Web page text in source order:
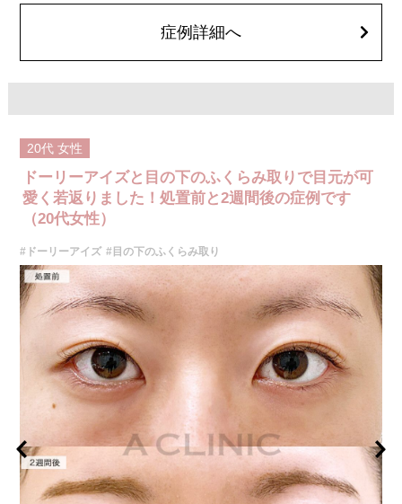
症、血管閉塞などが生じることがございます。注入箇所を強く刺激するよ
うなマッサージは1〜2週間ほどお控えください。
費用：モニター価格54,800円(税込)症例詳細へ
20代 女性
ドーリーアイズと目の下のふくらみ取りで目元が可
愛く若返りました！処置前と2週間後の症例です
（20代女性）
#ドーリーアイズ #目の下のふくらみ取り